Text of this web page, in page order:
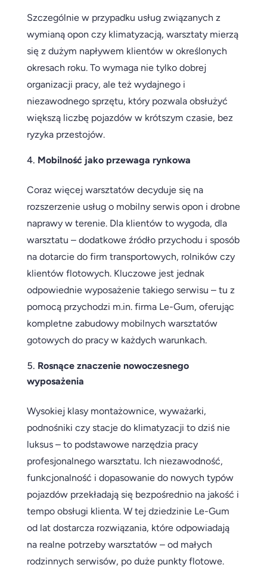
Szczególnie w przypadku usług związanych z
wymianą opon czy klimatyzacją, warsztaty mierzą
się z dużym napływem klientów w określonych
okresach roku. To wymaga nie tylko dobrej
organizacji pracy, ale też wydajnego i
niezawodnego sprzętu, który pozwala obsłużyć
większą liczbę pojazdów w krótszym czasie, bez
ryzyka przestojów.
Mobilność jako przewaga rynkowa
Coraz więcej warsztatów decyduje się na
rozszerzenie usług o mobilny serwis opon i drobne
naprawy w terenie. Dla klientów to wygoda, dla
warsztatu – dodatkowe źródło przychodu i sposób
na dotarcie do firm transportowych, rolników czy
klientów flotowych. Kluczowe jest jednak
odpowiednie wyposażenie takiego serwisu – tu z
pomocą przychodzi m.in. firma Le-Gum, oferując
kompletne zabudowy mobilnych warsztatów
gotowych do pracy w każdych warunkach.
Rosnące znaczenie nowoczesnego
wyposażenia
Wysokiej klasy montażownice, wyważarki,
podnośniki czy stacje do klimatyzacji to dziś nie
luksus – to podstawowe narzędzia pracy
profesjonalnego warsztatu. Ich niezawodność,
funkcjonalność i dopasowanie do nowych typów
pojazdów przekładają się bezpośrednio na jakość i
tempo obsługi klienta. W tej dziedzinie Le-Gum
od lat dostarcza rozwiązania, które odpowiadają
na realne potrzeby warsztatów – od małych
rodzinnych serwisów, po duże punkty flotowe.